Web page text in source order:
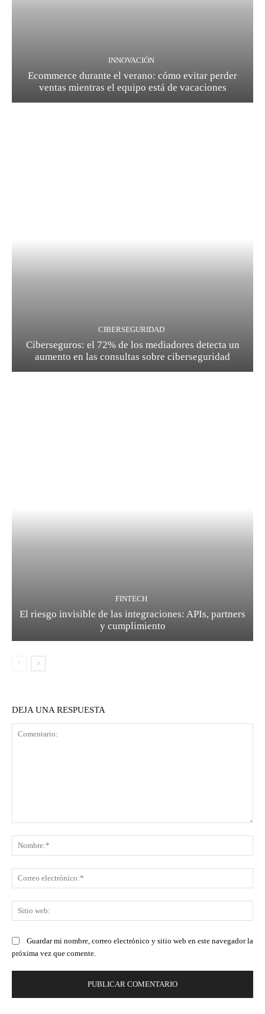
INNOVACIÓN
Ecommerce durante el verano: cómo evitar perder
ventas mientras el equipo está de vacaciones
CIBERSEGURIDAD
Ciberseguros: el 72% de los mediadores detecta un
aumento en las consultas sobre ciberseguridad
FINTECH
El riesgo invisible de las integraciones: APIs, partners
y cumplimiento
DEJA UNA RESPUESTA
Guardar mi nombre, correo electrónico y sitio web en este navegador la
próxima vez que comente.